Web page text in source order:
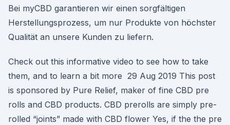
Bei myCBD garantieren wir einen sorgfältigen
Herstellungsprozess, um nur Produkte von höchster
Qualität an unsere Kunden zu liefern.
Check out this informative video to see how to take
them, and to learn a bit more 29 Aug 2019 This post
is sponsored by Pure Relief, maker of fine CBD pre
rolls and CBD products. CBD prerolls are simply pre-
rolled “joints” made with CBD flower Yes, if the the pre